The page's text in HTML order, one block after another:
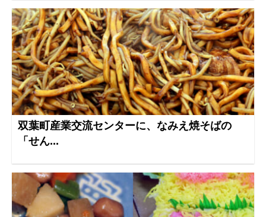
双葉町産業交流センターに、なみえ焼そばの
「せん...